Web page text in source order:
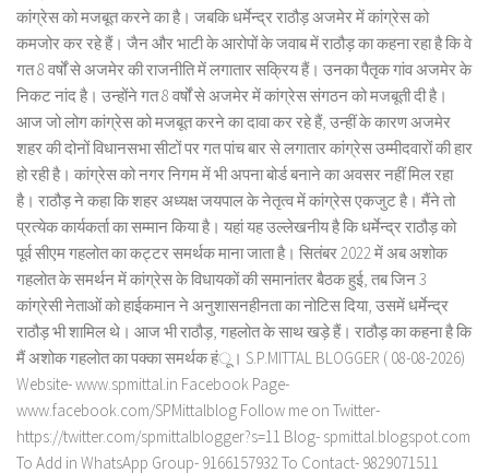
कांग्रेस को मजबूत करने का है। जबकि धर्मेन्द्र राठौड़ अजमेर में कांग्रेस को
कमजोर कर रहे हैं। जैन और भाटी के आरोपों के जवाब में राठौड़ का कहना रहा है कि वे
गत 8 वर्षों से अजमेर की राजनीति में लगातार सक्रिय हैं। उनका पैतृक गांव अजमेर के
निकट नांद है। उन्होंने गत 8 वर्षों से अजमेर में कांग्रेस संगठन को मजबूती दी है।
आज जो लोग कांग्रेस को मजबूत करने का दावा कर रहे हैं, उन्हीं के कारण अजमेर
शहर की दोनों विधानसभा सीटों पर गत पांच बार से लगातार कांग्रेस उम्मीदवारों की हार
हो रही है। कांग्रेस को नगर निगम में भी अपना बोर्ड बनाने का अवसर नहीं मिल रहा
है। राठौड़ ने कहा कि शहर अध्यक्ष जयपाल के नेतृत्व में कांग्रेस एकजुट है। मैंने तो
प्रत्येक कार्यकर्ता का सम्मान किया है। यहां यह उल्लेखनीय है कि धर्मेन्द्र राठौड़ को
पूर्व सीएम गहलोत का कट्टर समर्थक माना जाता है। सितंबर 2022 में अब अशोक
गहलोत के समर्थन में कांग्रेस के विधायकों की समानांतर बैठक हुई, तब जिन 3
कांग्रेसी नेताओं को हाईकमान ने अनुशासनहीनता का नोटिस दिया, उसमें धर्मेन्द्र
राठौड़ भी शामिल थे। आज भी राठौड़, गहलोत के साथ खड़े हैं। राठौड़ का कहना है कि
मैं अशोक गहलोत का पक्का समर्थक हंू। S.P.MITTAL BLOGGER ( 08-08-2026)
Website- www.spmittal.in Facebook Page-
www.facebook.com/SPMittalblog Follow me on Twitter-
https://twitter.com/spmittalblogger?s=11 Blog- spmittal.blogspot.com
To Add in WhatsApp Group- 9166157932 To Contact- 9829071511